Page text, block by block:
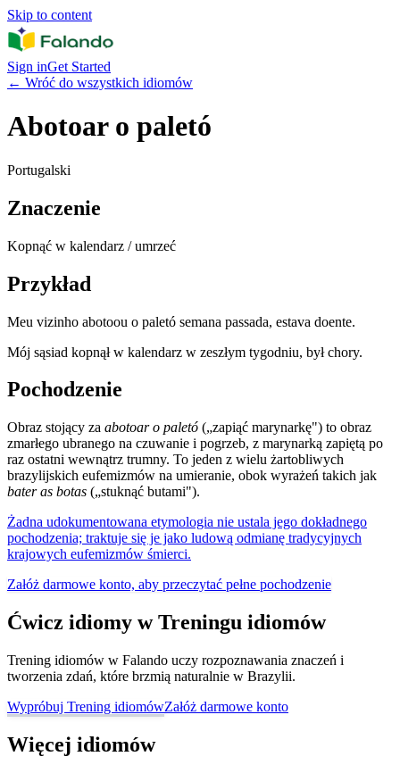
Skip to content
Sign inGet Started
← Wróć do wszystkich idiomów
Abotoar o paletó
Portugalski
Znaczenie
Kopnąć w kalendarz / umrzeć
Przykład
Meu vizinho abotoou o paletó semana passada, estava doente.
Mój sąsiad kopnął w kalendarz w zeszłym tygodniu, był chory.
Pochodzenie
Obraz stojący za abotoar o paletó („zapiąć marynarkę") to obraz
zmarłego ubranego na czuwanie i pogrzeb, z marynarką zapiętą po
raz ostatni wewnątrz trumny. To jeden z wielu żartobliwych
brazylijskich eufemizmów na umieranie, obok wyrażeń takich jak
bater as botas („stuknąć butami").
Żadna udokumentowana etymologia nie ustala jego dokładnego
pochodzenia; traktuje się je jako ludową odmianę tradycyjnych
krajowych eufemizmów śmierci.
Załóż darmowe konto, aby przeczytać pełne pochodzenie
Ćwicz idiomy w Treningu idiomów
Trening idiomów w Falando uczy rozpoznawania znaczeń i
tworzenia zdań, które brzmią naturalnie w Brazylii.
Wypróbuj Trening idiomówZałóż darmowe konto
Więcej idiomów